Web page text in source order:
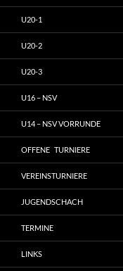
U20-1
U20-2
U20-3
U16 – NSV
U14 – NSV VORRUNDE
OFFENE TURNIERE
VEREINSTURNIERE
JUGENDSCHACH
TERMINE
LINKS